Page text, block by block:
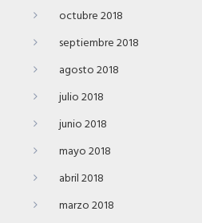
octubre 2018
septiembre 2018
agosto 2018
julio 2018
junio 2018
mayo 2018
abril 2018
marzo 2018